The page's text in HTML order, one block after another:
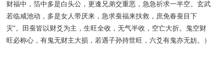
财福中，箔中多是白头公，更逢兄弟交重恶，急急祈求一半空。玄武
若临咸池动，多是女人带厌来，急求蚕福来扶救，庶免春蚕目下
灾”。田蚕皆以财爻为主，生旺全收，无气半收，空亡大折。鬼空财
旺必称心，有鬼无财主大损，若遇子孙持世旺，六爻有鬼亦无妨。）